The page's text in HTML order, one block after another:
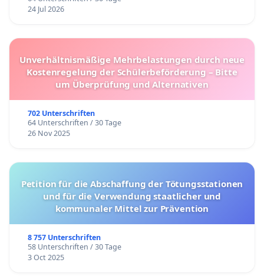
24 Jul 2026
Unverhältnismäßige Mehrbelastungen durch neue
Kostenregelung der Schülerbeförderung – Bitte
um Überprüfung und Alternativen
702 Unterschriften
64 Unterschriften / 30 Tage
26 Nov 2025
Petition für die Abschaffung der Tötungsstationen
und für die Verwendung staatlicher und
kommunaler Mittel zur Prävention
8 757 Unterschriften
58 Unterschriften / 30 Tage
3 Oct 2025